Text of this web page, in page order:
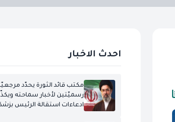
احدث الاخبار
مكتب قائد الثورة يحدّد
رسميّتين لأخبار سماحته
ادعاءات استقالة الرئيس